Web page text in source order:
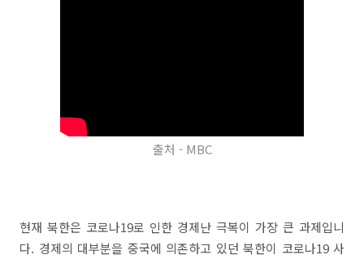
출처 - MBC
현재 북한은 코로나19로 인한 경제난 극복이 가장 큰 과제입니
다. 경제의 대부분을 중국에 의존하고 있던 북한이 코로나19 사